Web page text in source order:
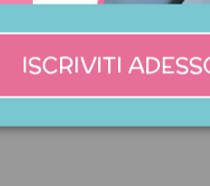
con
lettera U
ISCRIVITI